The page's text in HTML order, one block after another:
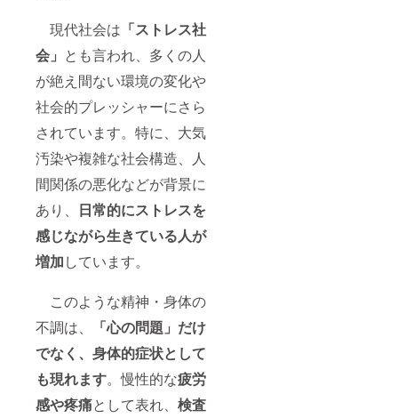
現代社会は 「ストレス社
会」 とも言われ、多くの人
が絶え間ない環境の変化や
社会的プレッシャーにさら
されています。特に、大気
汚染や複雑な社会構造、人
間関係の悪化などが背景に
あり、 日常的にストレスを
感じながら生きている人が
増加しています。
このような精神・身体の
不調は、
「心の問題」だけ
でなく、身体的症状として
も現れます。慢性的な疲労
感や疼痛として表れ、 検査